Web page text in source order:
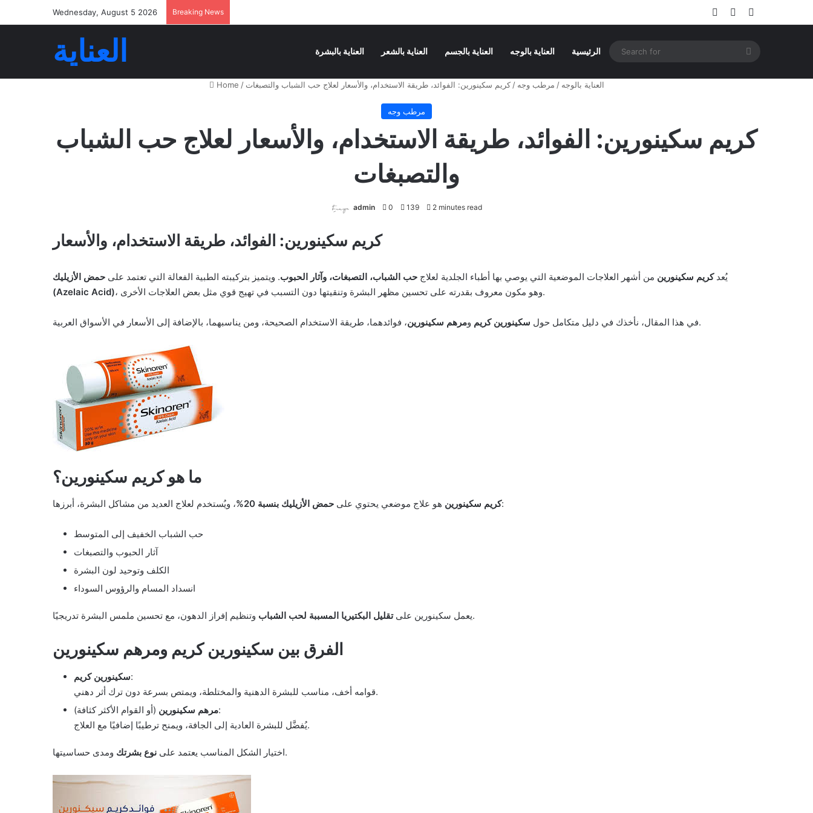
Wednesday, August 5 2026 Breaking News Log InRandom Article
العناية العناية بالبشرة العناية بالشعر العناية بالجسم العناية بالوجه الرئيسية
Search
Home / العناية بالوجه / مرطب وجه / كريم سكينورين: الفوائد، طريقة الاستخدام، والأسعار لعلاج حب الشباب والتصبغات
مرطب وجه
كريم سكينورين: الفوائد، طريقة الاستخدام، والأسعار لعلاج حب الشباب
والتصبغات
admin 0 139 2 minutes read
كريم سكينورين: الفوائد، طريقة الاستخدام، والأسعار
يُعدكريم سكينورين من أشهر العلاجات الموضعية التي يوصي بها أطباء الجلدية لعلاج حب الشباب، التصبغات، وآثار الحبوب. ويتميز بتركيبته الطبية الفعالة التي تعتمد على حمض الأزيليك
(Azelaic Acid)
، وهو مكون معروف بقدرته على تحسين مظهر البشرة وتنقيتها دون التسبب في تهيج قوي مثل بعض العلاجات الأخرى.
في هذا المقال، نأخذك في دليل متكامل حول سكينورين كريم ومرهم سكينورين ، فوائدهما، طريقة الاستخدام الصحيحة، ومن يناسبهما، بالإضافة إلى الأسعار في الأسواق العربية.
ما هو كريم سكينورين؟
كريم سكينورين هو علاج موضعي يحتوي على حمض الأزيليك بنسبة 20% ، ويُستخدم لعلاج العديد من مشاكل البشرة، أبرزها:
حب الشباب الخفيف إلى المتوسط
آثار الحبوب والتصبغات
الكلف وتوحيد لون البشرة
انسداد المسام والرؤوس السوداء
يعمل سكينورين علىتقليل البكتيريا المسببة لحب الشباب وتنظيم إفراز الدهون، مع تحسين ملمس البشرة تدريجيًا.
الفرق بين سكينورين كريم ومرهم سكينورين
سكينورين كريم:
قوامه أخف، مناسب للبشرة الدهنية والمختلطة، ويمتص بسرعة دون ترك أثر دهني.
مرهم سكينورين(أو القوام الأكثر كثافة):
يُفضَّل للبشرة العادية إلى الجافة، ويمنح ترطيبًا إضافيًا مع العلاج.
اختيار الشكل المناسب يعتمد على نوع بشرتك ومدى حساسيتها.